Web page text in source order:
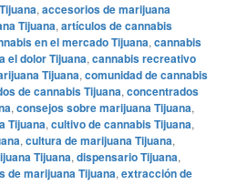
, accesorios de marijuana
Tijuana, artículos de cannabis
en el mercado Tijuana, cannabis
el dolor Tijuana, cannabis recreativo
Tijuana, comunidad de cannabis
de cannabis Tijuana, concentrados
, consejos sobre marijuana Tijuana,
Tijuana, cultivo de cannabis Tijuana,
, cultura de marijuana Tijuana,
Tijuana, dispensario Tijuana,
de marijuana Tijuana, extracción de